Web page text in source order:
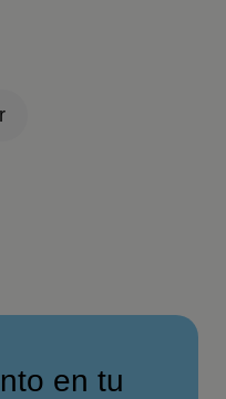
en tu